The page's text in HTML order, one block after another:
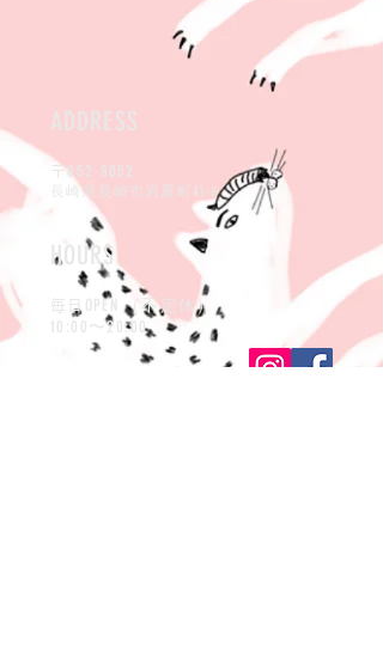
〒852-8052
長崎県長崎市岩屋町41-6
HOURS
毎日
OPEN （不定休）
10:00〜20:00